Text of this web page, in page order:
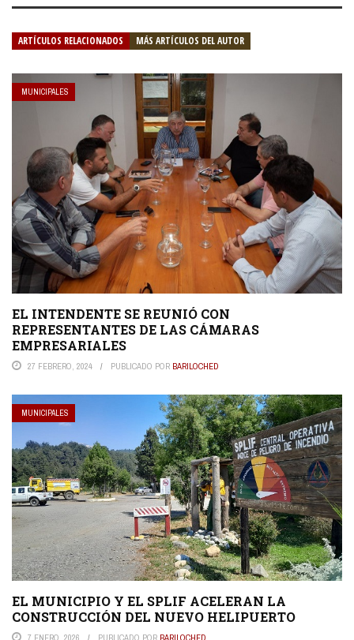
ARTÍCULOS RELACIONADOS MÁS ARTÍCULOS DEL AUTOR
MUNICIPALES
EL INTENDENTE SE REUNIÓ CON
REPRESENTANTES DE LAS CÁMARAS
EMPRESARIALES
27 FEBRERO, 2024 PUBLICADO POR BARILOCHED
MUNICIPALES
EL MUNICIPIO Y EL SPLIF ACELERAN LA
CONSTRUCCIÓN DEL NUEVO HELIPUERTO
7 ENERO, 2026 PUBLICADO POR BARILOCHED